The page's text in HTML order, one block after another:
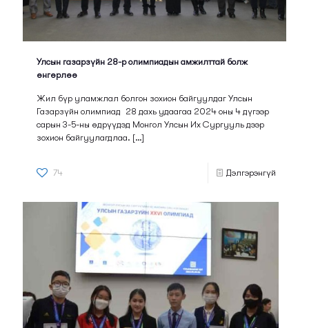
Улсын газарзүйн 28-р олимпиадын амжилттай болж
өнгөрлөө
Жил бүр уламжлал болгон зохион байгуулдаг Улсын
Газарзүйн олимпиад 28 дахь удаагаа 2024 оны 4 дүгээр
сарын 3-5-ны өдрүүдэд Монгол Улсын Их Сургууль дээр
зохион байгуулагдлаа. […]
74 Дэлгэрэнгүй